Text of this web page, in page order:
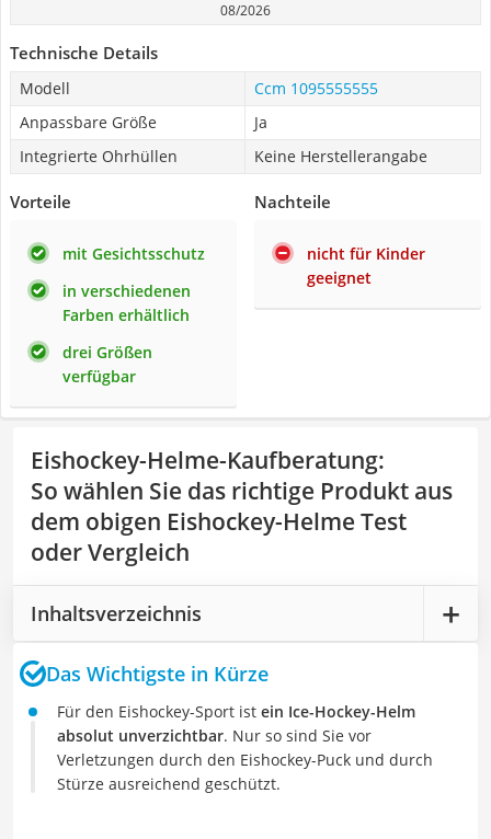
08/2026
Technische Details
Modell
Ccm 1095555555
Anpassbare Größe
Ja
Integrierte Ohrhüllen
Keine Herstellerangabe
Vorteile
mit Gesichtsschutz
in verschiedenen
Farben erhältlich
drei Größen
verfügbar
Nachteile
nicht für Kinder
geeignet
Eishockey-Helme-Kaufberatung:
So wählen Sie das richtige Produkt aus
dem obigen Eishockey-Helme Test
oder Vergleich
Inhaltsverzeichnis
Das Wichtigste in Kürze
Für den Eishockey-Sport ist ein Ice-Hockey-Helm
absolut unverzichtbar. Nur so sind Sie vor
Verletzungen durch den Eishockey-Puck und durch
Stürze ausreichend geschützt.